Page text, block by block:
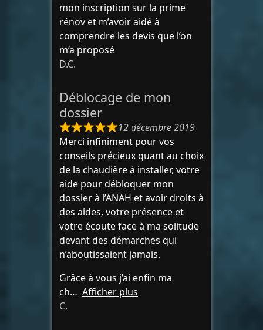
mon inscription sur la prime
rénov et m’avoir aidé à
comprendre les devis que l’on
m’a proposé
D.C.
Déblocage de mon
dossier
12 décembre 2019
Merci infiniment pour vos
conseils précieux quant au choix
de la chaudière à installer, votre
aide pour débloquer mon
dossier à l’ANAH et avoir droits à
des aides, votre présence et
votre écoute face à ma solitude
devant des démarches qui
n’aboutissaient jamais.
Grâce à vous j’ai enfin ma
ch
Afficher plus
C.